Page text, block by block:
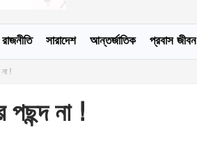
রাজনীতি সারাদেশ আন্তর্জাতিক প্রবাস জীবন
!
পছন্দ না !